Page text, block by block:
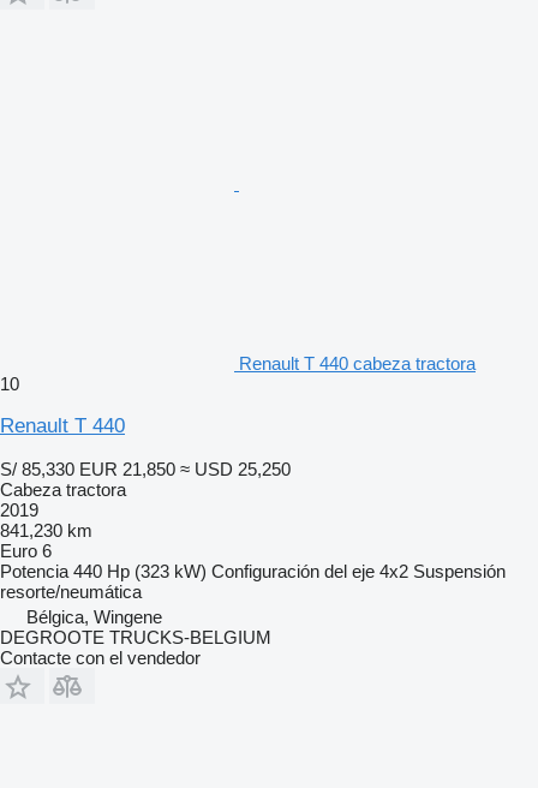
Renault T 440 cabeza tractora
10
Renault T 440
S/ 85,330 EUR 21,850 ≈ USD 25,250
Cabeza tractora
2019
841,230 km
Euro 6
Potencia 440 Hp (323 kW) Configuración del eje 4x2 Suspensión
resorte/neumática
Bélgica, Wingene
DEGROOTE TRUCKS-BELGIUM
Contacte con el vendedor